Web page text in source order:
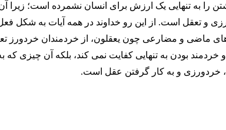
را به تنهایی یک ارزش برای انسان نشمرده است؛ زیرا
و تعقل است. از این رو خداوند در همه آیات به شکل
ماضی و مضارعی چون یعقلون، از خردمندان خردورز
بودن به تنهایی کفایت نمی کند، بلکه آن چیزی که
خردورزی و به کار گرفتن عقل است.